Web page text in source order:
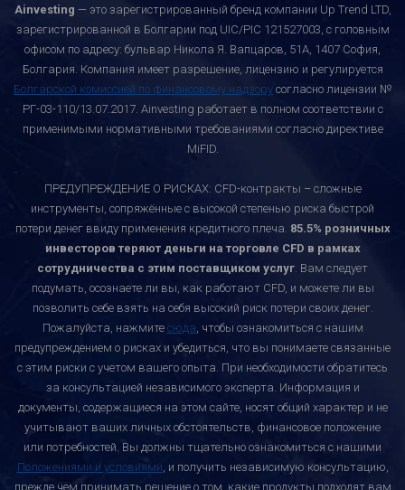
Ainvesting — это зарегистрированный бренд компании Up Trend LTD,
зарегистрированной в Болгарии под UIC/PIC 121527003, с головным
офисом по адресу: бульвар Никола Я. Вапцаров, 51A, 1407 София,
Болгария. Компания имеет разрешение, лицензию и регулируется
Болгарской комиссией по финансовому надзору согласно лицензии №
РГ-03-110/13.07.2017. Ainvesting работает в полном соответствии с
применимыми нормативными требованиями согласно директиве
MiFID.
ПРЕДУПРЕЖДЕНИЕ О РИСКАХ: CFD-контракты – сложные
инструменты, сопряжённые с высокой степенью риска быстрой
потери денег ввиду применения кредитного плеча. 85.5% розничных
инвесторов теряют деньги на торговле CFD в рамках
сотрудничества с этим поставщиком услуг. Вам следует
подумать, осознаете ли вы, как работают CFD, и можете ли вы
позволить себе взять на себя высокий риск потери своих денег.
Пожалуйста, нажмите сюда, чтобы ознакомиться с нашим
предупреждением о рисках и убедиться, что вы понимаете связанные
с этим риски с учетом вашего опыта. При необходимости обратитесь
за консультацией независимого эксперта. Информация и
документы, содержащиеся на этом сайте, носят общий характер и не
учитывают ваших личных обстоятельств, финансовое положение
или потребностей. Вы должны тщательно ознакомиться с нашими
Положениями и условиями, и получить независимую консультацию,
прежде чем принимать решение о том, какие продукты подходят вам